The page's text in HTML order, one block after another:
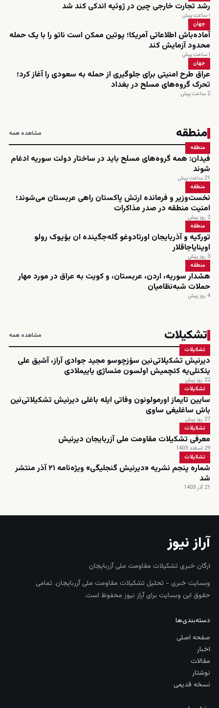
رشد تجارت خارجی چین در ژوئیه اندکی کند شد
۱ ساعت پیش
جهان
آماده‌باش اطلاعاتی آمریکا؛ پوتین ممکن است ناتو را با یک حمله
محدود آزمایش کند
۱ ساعت پیش
جهان
عراق طرح امنیتی برای جلوگیری از حمله به سعودی را آغاز کرد؛
تحرک گروه‌های مسلح در بغداد
2 ساعت پیش
منطقه مشاهده همه
منطقه
فیدان: همه گروه‌های مسلح باید در ساختار دولت سوریه ادغام
شوند
21 ساعت پیش
منطقه
نخست‌وزیر و فرمانده ارتش پاکستان راهی عربستان می‌شوند؛
امنیت منطقه در صدر مذاکرات
2 روز پیش
منطقه
تورکیه و آذربایجان اورتادوغو گله‌جگینده ان بؤیوک رولو
اوینایاجاقلار
3 روز پیش
منطقه
هشدار سوریه، اردن، عربستان، و کویت به عراق در مورد مهار
حملات شبه‌نظامیان
4 روز پیش
تشکیلات مشاهده همه
تشکیلات
دیرنیش تشکیلاتی‌نین سؤزچوسو مجید جوادی آراز، آشیق علی
یئکنلی‌یه کئچمیش اولسون مئساژی یاییملادی
22 روز پیش
تشکیلات
سایین تایماز اورمولونون وفاتی ایله باغلی دیرنیش تشکیلاتی‌نین
باش ساغلیغی ساوی
27 روز پیش
تشکیلات
معرفی تشکیلات مقاومت ملی آزربایجان دیرنیش
29 اسفند 1403
تشکیلات
شماره پنجم نشریه «دیرنیش گنجلیگی» ویژه‌نامه ۲۱ آذر منتشر
شد
21 آذر 1403
آراز نیوز
ارگان خبری تشکیلات مقاومت ملی آزربایجان
وبسایت خبری - تحلیل تشکیلات مقاومت ملی آزربایجان. تمامی
حقوق این وبسایت برای آراز نیوز محفوظ است.
دسته‌بندی‌ها
صفحه اصلی
اخبار
مقالات
نوشتار
نسخه قدیمی